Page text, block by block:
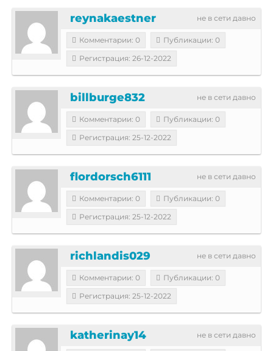
не в сети давно
reynakaestner
Комментарии: 0
Публикации: 0
Регистрация: 26-12-2022
не в сети давно
billburge832
Комментарии: 0
Публикации: 0
Регистрация: 25-12-2022
не в сети давно
flordorsch6111
Комментарии: 0
Публикации: 0
Регистрация: 25-12-2022
не в сети давно
richlandis029
Комментарии: 0
Публикации: 0
Регистрация: 25-12-2022
не в сети давно
katherinay14